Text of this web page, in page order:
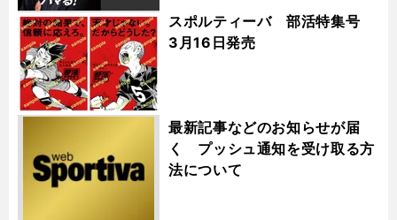
スポルティーバ 部活特集号
3月16日発売
最新記事などのお知らせが届
く プッシュ通知を受け取る方
法について